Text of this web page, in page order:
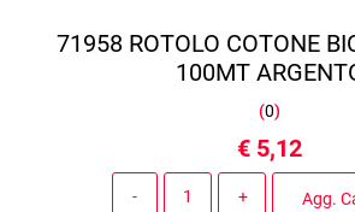
71958 ROTOLO COTONE
100MT
(0)
€ 5,12
Agg.